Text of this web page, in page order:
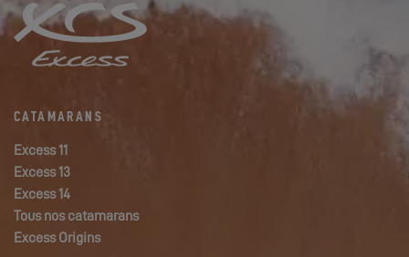
CATAMARANS
Excess 11
Excess 13
Excess 14
Tous nos catamarans
Excess Origins